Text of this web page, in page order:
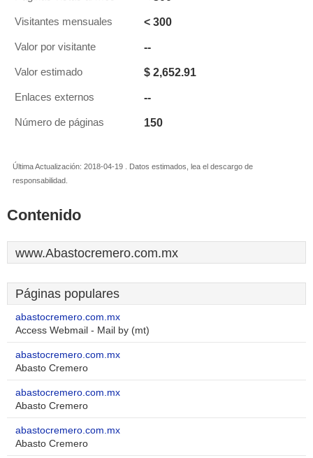
Visitantes mensuales < 300
Valor por visitante --
Valor estimado $ 2,652.91
Enlaces externos --
Número de páginas 150
Última Actualización: 2018-04-19 . Datos estimados, lea el descargo de
responsabilidad.
Contenido
www.Abastocremero.com.mx
Páginas populares
abastocremero.com.mx
Access Webmail - Mail by (mt)
abastocremero.com.mx
Abasto Cremero
abastocremero.com.mx
Abasto Cremero
abastocremero.com.mx
Abasto Cremero